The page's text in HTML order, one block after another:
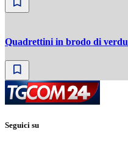
Quadrettini in brodo di
Seguici su